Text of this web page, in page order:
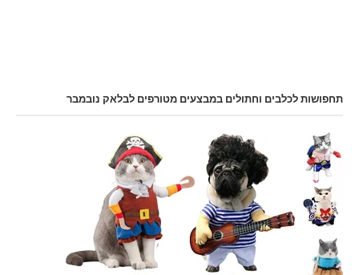
תחפושות לכלבים וחתולים במבצעים מטורפים לבלאק נובמבר